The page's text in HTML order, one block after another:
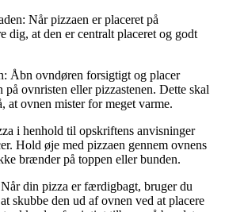
Når pizzaen er placeret på
dig, at den er centralt placeret og godt
Åbn ovndøren forsigtigt og placer
på ovnristen eller pizzastenen. Dette skal
at ovnen mister for meget varme.
i henhold til opskriftens anvisninger
Hold øje med pizzaen gennem ovnens
brænder på toppen eller bunden.
din pizza er færdigbagt, bruger du
skubbe den ud af ovnen ved at placere